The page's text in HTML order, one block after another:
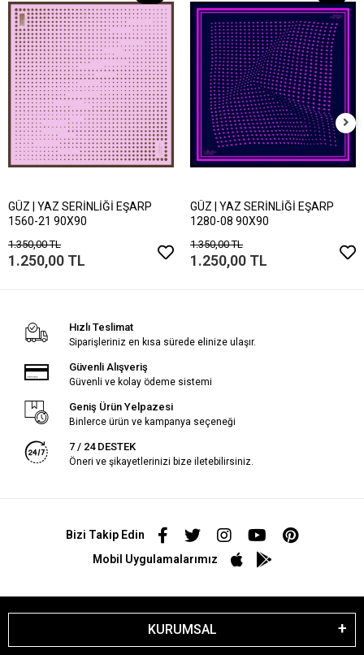
GÜZ | YAZ SERİNLİĞİ EŞARP
1560-21 90X90
1.350,00 TL
1.250,00 TL
GÜZ | YAZ SERİNLİĞİ EŞARP
1280-08 90X90
1.350,00 TL
1.250,00 TL
Hızlı Teslimat
Siparişleriniz en kısa sürede elinize ulaşır.
Güvenli Alışveriş
Güvenli ve kolay ödeme sistemi
Geniş Ürün Yelpazesi
Binlerce ürün ve kampanya seçeneği
7 / 24 DESTEK
Öneri ve şikayetlerinizi bize iletebilirsiniz.
Bizi Takip Edin
Mobil Uygulamalarımız
KURUMSAL